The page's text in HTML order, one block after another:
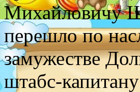
Михайловичу
перешло по
замужестве
штабс-